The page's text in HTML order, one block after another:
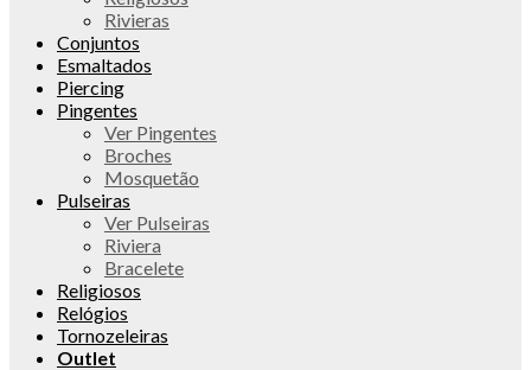
Rivieras
Conjuntos
Esmaltados
Piercing
Pingentes
Ver Pingentes
Broches
Mosquetão
Pulseiras
Ver Pulseiras
Riviera
Bracelete
Religiosos
Relógios
Tornozeleiras
Outlet